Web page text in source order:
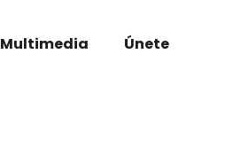
Multimedia Únete